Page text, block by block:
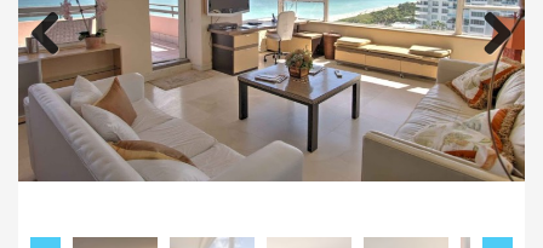
Previous Next